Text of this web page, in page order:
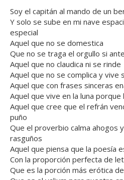
Soy el capitán al mando de un
Y solo se sube en mi nave
especial
Aquel que no se domestica
Que no se traga el orgullo si
Aquel que no claudica ni se rinde
Aquel que no se complica y vive
Aquel que con frases sinceras
Aquel que vive en la luna
Aquel que cree que el refrán
puño
Que el proverbio calma ahogos
rasguños
Aquel que piensa que la poesía
Con la proporción perfecta de
Que es la porción más erótica